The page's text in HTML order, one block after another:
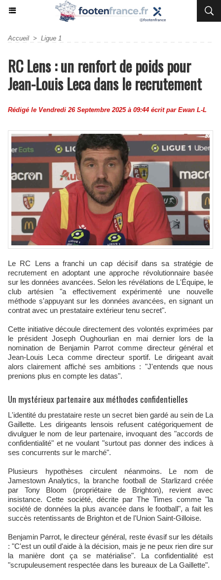
Accueil > Ligue 1
RC Lens : un renfort de poids pour
Jean-Louis Leca dans le recrutement
Rédigé le Vendredi 26 Septembre 2025 à 09:44 écrit par Ewan L-L
Le RC Lens a franchi un cap décisif dans sa stratégie de
recrutement en adoptant une approche révolutionnaire basée
sur les données avancées. Selon les révélations de L'Équipe, le
club artésien "a effectivement expérimenté une nouvelle
méthode s'appuyant sur les données avancées, en signant un
contrat avec un prestataire extérieur tenu secret".
Cette initiative découle directement des volontés exprimées par
le président Joseph Oughourlian en mai dernier lors de la
nomination de Benjamin Parrot comme directeur général et
Jean-Louis Leca comme directeur sportif. Le dirigeant avait
alors clairement affiché ses ambitions : "J'entends que nous
prenions plus en compte les datas".
Un mystérieux partenaire aux méthodes confidentielles
L'identité du prestataire reste un secret bien gardé au sein de La
Gaillette. Les dirigeants lensois refusent catégoriquement de
divulguer le nom de leur partenaire, invoquant des "accords de
confidentialité" et ne voulant "surtout pas donner des indices à
ses concurrents sur le marché".
Plusieurs hypothèses circulent néanmoins. Le nom de
Jamestown Analytics, la branche football de Starlizard créée
par Tony Bloom (propriétaire de Brighton), revient avec
insistance. Cette société, décrite par The Times comme "la
société de données la plus avancée dans le football", a fait les
succès retentissants de Brighton et de l'Union Saint-Gilloise.
Benjamin Parrot, le directeur général, reste évasif sur les détails
: "C'est un outil d'aide à la décision, mais je ne peux rien dire sur
la manière dont ça se matérialise". La confidentialité est
"scrupuleusement respectée dans les bureaux de La Gaillette".